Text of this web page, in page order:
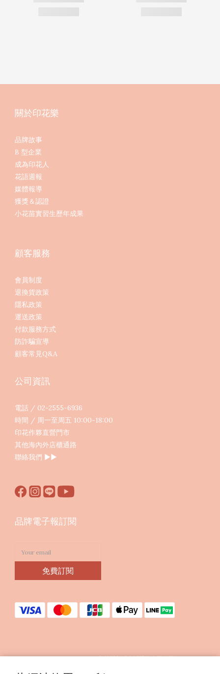
關於印花樂
品牌故事
B 型企業
成為印花人
花語週報
媒體報導
獲獎＆認證
小花苗實習生歷年成果
顧客服務
會員制度
退換貨政策
隱私政策
運送政策
付款服務方式
防詐騙宣導
顧客常見Q&A
公司資訊
電話 / 02-2555-6936
時間 / 周一至周五 10:00-18:00
印花作夥直營門市
其他海內外店櫃通路
聯絡我們 ▶︎▶︎
品牌電子報訂閱
免費訂閱
Copyright © 2023 印花樂美感生活股份有限公司